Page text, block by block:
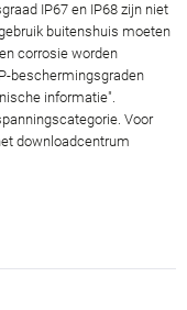
IP67 en IP68 zijn niet
buitenshuis moeten
corrosie worden
beschermingsgraden
informatie".
Voor
downloadcentrum